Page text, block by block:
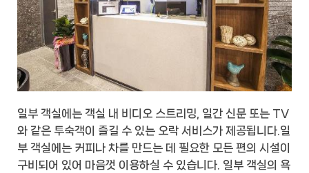
일부 객실에는 객실 내 비디오 스트리밍, 일간 신문 또는 TV
와 같은 투숙객이 즐길 수 있는 오락 서비스가 제공됩니다.일
부 객실에는 커피나 차를 만드는 데 필요한 모든 편의 시설이
구비되어 있어 마음껏 이용하실 수 있습니다. 일부 객실의 욕